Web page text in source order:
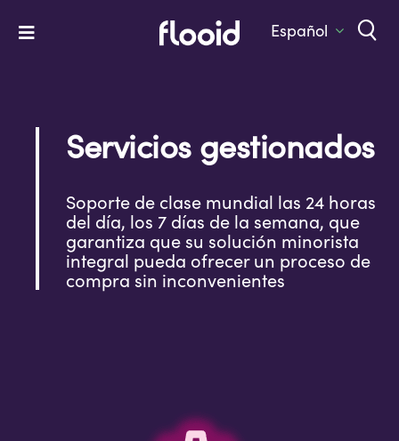
Toggle
Platform
Solutions
Services
Company
Let’s Talk
Español
Servicios gestionados
Soporte de clase mundial las 24 horas
del día, los 7 días de la semana, que
garantiza que su solución minorista
integral pueda ofrecer un proceso de
compra sin inconvenientes